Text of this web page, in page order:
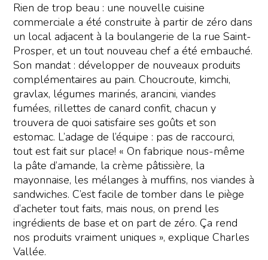
Rien de trop beau : une nouvelle cuisine
commerciale a été construite à partir de zéro dans
un local adjacent à la boulangerie de la rue Saint-
Prosper, et un tout nouveau chef a été embauché.
Son mandat : développer de nouveaux produits
complémentaires au pain. Choucroute, kimchi,
gravlax, légumes marinés, arancini, viandes
fumées, rillettes de canard confit, chacun y
trouvera de quoi satisfaire ses goûts et son
estomac. L’adage de l’équipe : pas de raccourci,
tout est fait sur place! « On fabrique nous-même
la pâte d’amande, la crème pâtissière, la
mayonnaise, les mélanges à muffins, nos viandes à
sandwiches. C’est facile de tomber dans le piège
d’acheter tout faits, mais nous, on prend les
ingrédients de base et on part de zéro. Ça rend
nos produits vraiment uniques », explique Charles
Vallée.